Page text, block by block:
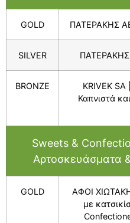
GOLD ΠΑΤΕΡΑΚΗΣ
SILVER ΠΑΤΕΡΑΚΗΣ
BRONZE
KRIVEK
Καπνιστά
Sweets &
Αρτοσκευάσματα
GOLD
ΑΦΟΙ
με